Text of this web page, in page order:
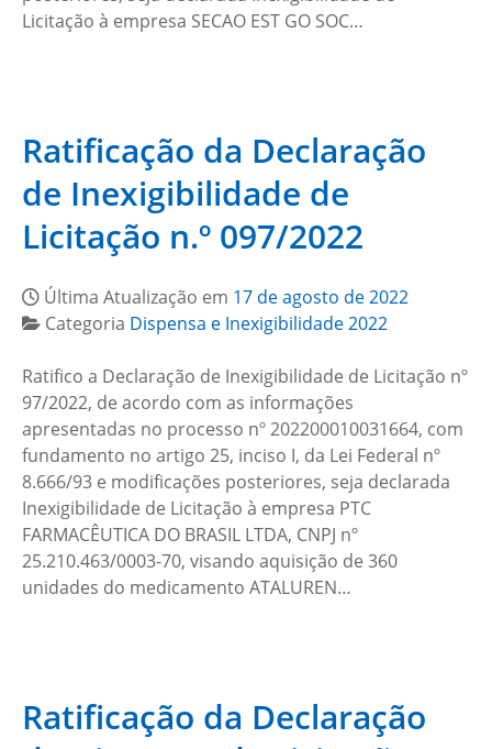
Licitação à empresa SECAO EST GO SOC…
Ratificação da Declaração
de Inexigibilidade de
Licitação n.º 097/2022
Última Atualização em 17 de agosto de 2022
Categoria Dispensa e Inexigibilidade 2022
Ratifico a Declaração de Inexigibilidade de Licitação nº
97/2022, de acordo com as informações
apresentadas no processo nº 202200010031664, com
fundamento no artigo 25, inciso I, da Lei Federal nº
8.666/93 e modificações posteriores, seja declarada
Inexigibilidade de Licitação à empresa PTC
FARMACÊUTICA DO BRASIL LTDA, CNPJ nº
25.210.463/0003-70, visando aquisição de 360
unidades do medicamento ATALUREN…
Ratificação da Declaração